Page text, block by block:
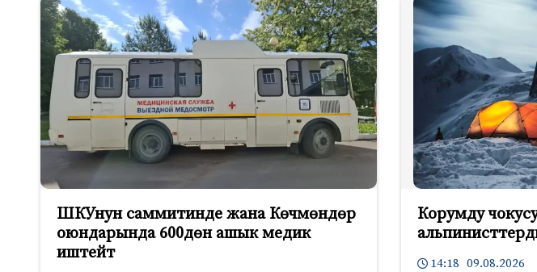
ШКУнун саммитинде жана Көчмөндөр
оюндарында 600дөн ашык медик
иштейт
Корумду
14:18 09.08.2026